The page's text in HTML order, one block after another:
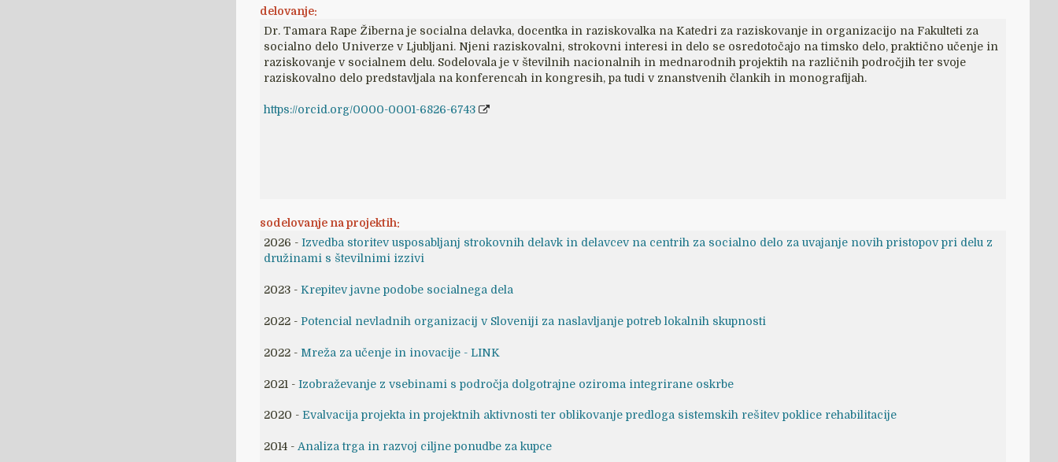
delovanje:
Dr. Tamara Rape Žiberna je socialna delavka, docentka in raziskovalka na Katedri za raziskovanje in organizacijo na Fakulteti za
socialno delo Univerze v Ljubljani. Njeni raziskovalni, strokovni interesi in delo se osredotočajo na timsko delo, praktično učenje in
raziskovanje v socialnem delu. Sodelovala je v številnih nacionalnih in mednarodnih projektih na različnih področjih ter svoje
raziskovalno delo predstavljala na konferencah in kongresih, pa tudi v znanstvenih člankih in monografijah.
https://orcid.org/0000-0001-6826-6743
sodelovanje na projektih:
2026 - Izvedba storitev usposabljanj strokovnih delavk in delavcev na centrih za socialno delo za uvajanje novih pristopov pri delu z
družinami s številnimi izzivi
2023 - Krepitev javne podobe socialnega dela
2022 - Potencial nevladnih organizacij v Sloveniji za naslavljanje potreb lokalnih skupnosti
2022 - Mreža za učenje in inovacije - LINK
2021 - Izobraževanje z vsebinami s področja dolgotrajne oziroma integrirane oskrbe
2020 - Evalvacija projekta in projektnih aktivnosti ter oblikovanje predloga sistemskih rešitev poklice rehabilitacije
2014 - Analiza trga in razvoj ciljne ponudbe za kupce